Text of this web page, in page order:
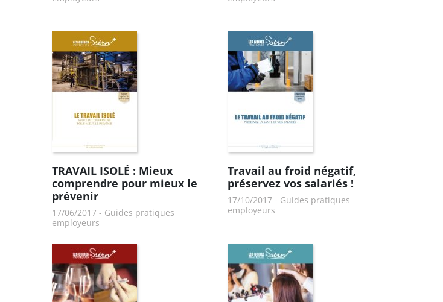
TRAVAIL ISOLÉ : Mieux
comprendre pour mieux le
prévenir
17/06/2017 - Guides pratiques
employeurs
Travail au froid négatif,
préservez vos salariés !
17/10/2017 - Guides pratiques
employeurs